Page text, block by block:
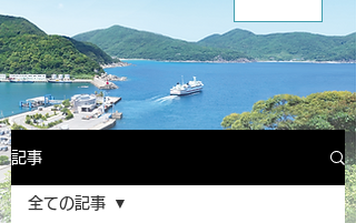
記事
全ての記事